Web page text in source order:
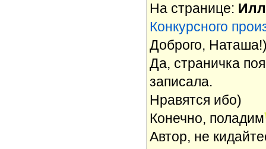
На странице:
Конкурсного
Доброго,
Да, страничка
записала.
Нравятся ибо)
Конечно, поладим
Автор, не